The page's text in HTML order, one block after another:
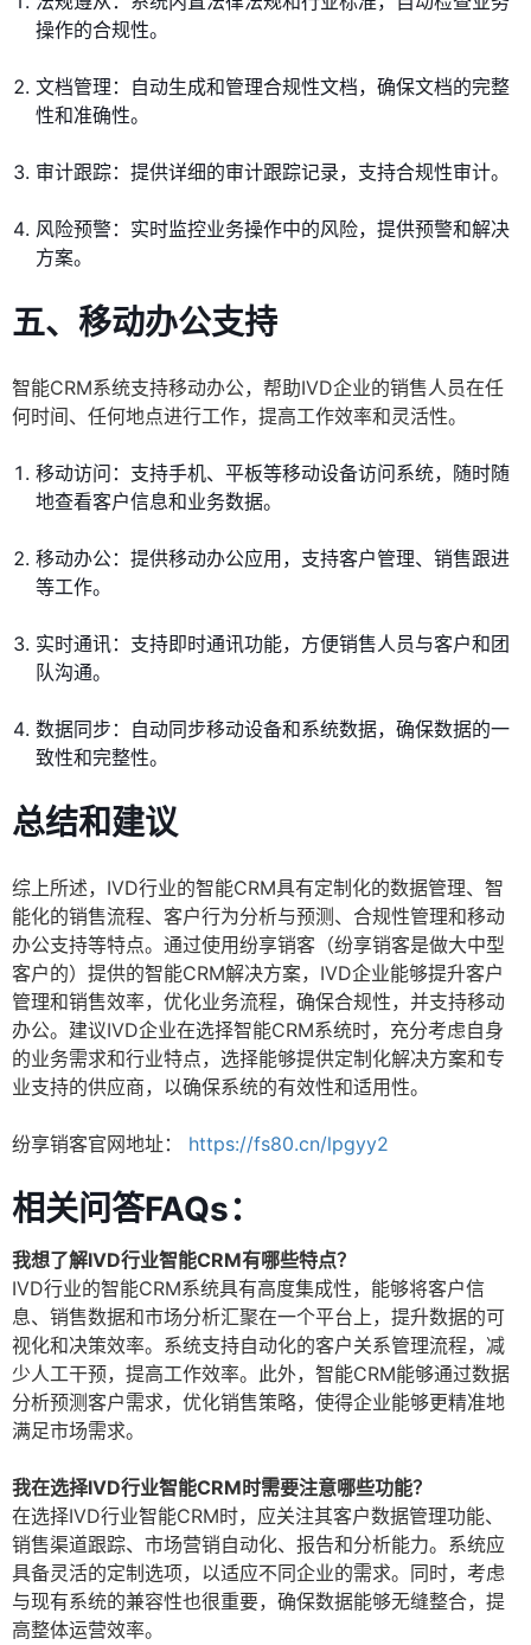
操作的合规性。
文档管理：自动生成和管理合规性文档，确保文档的完整
性和准确性。
审计跟踪：提供详细的审计跟踪记录，支持合规性审计。
风险预警：实时监控业务操作中的风险，提供预警和解决
方案。
五、移动办公支持
智能CRM系统支持移动办公，帮助IVD企业的销售人员在任
何时间、任何地点进行工作，提高工作效率和灵活性。
移动访问：支持手机、平板等移动设备访问系统，随时随
地查看客户信息和业务数据。
移动办公：提供移动办公应用，支持客户管理、销售跟进
等工作。
实时通讯：支持即时通讯功能，方便销售人员与客户和团
队沟通。
数据同步：自动同步移动设备和系统数据，确保数据的一
致性和完整性。
总结和建议
综上所述，IVD行业的智能CRM具有定制化的数据管理、智
能化的销售流程、客户行为分析与预测、合规性管理和移动
办公支持等特点。通过使用纷享销客（纷享销客是做大中型
客户的）提供的智能CRM解决方案，IVD企业能够提升客户
管理和销售效率，优化业务流程，确保合规性，并支持移动
办公。建议IVD企业在选择智能CRM系统时，充分考虑自身
的业务需求和行业特点，选择能够提供定制化解决方案和专
业支持的供应商，以确保系统的有效性和适用性。
纷享销客官网地址： https://fs80.cn/lpgyy2
相关问答FAQs：
我想了解IVD行业智能CRM有哪些特点？
IVD行业的智能CRM系统具有高度集成性，能够将客户信
息、销售数据和市场分析汇聚在一个平台上，提升数据的可
视化和决策效率。系统支持自动化的客户关系管理流程，减
少人工干预，提高工作效率。此外，智能CRM能够通过数据
分析预测客户需求，优化销售策略，使得企业能够更精准地
满足市场需求。
我在选择IVD行业智能CRM时需要注意哪些功能？
在选择IVD行业智能CRM时，应关注其客户数据管理功能、
销售渠道跟踪、市场营销自动化、报告和分析能力。系统应
具备灵活的定制选项，以适应不同企业的需求。同时，考虑
与现有系统的兼容性也很重要，确保数据能够无缝整合，提
高整体运营效率。